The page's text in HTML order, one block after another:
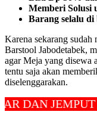
Memberi Solusi
Barang selalu
Karena sekarang sudah
Barstool Jabodetabek,
agar Meja yang disewa
tentu saja akan
diselenggarakan.
JEMPUT